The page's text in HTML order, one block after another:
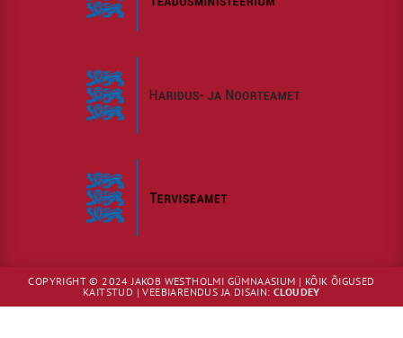
COPYRIGHT © 2024 JAKOB WESTHOLMI GÜMNAASIUM | KÕIK ÕIGUSED
KAITSTUD | VEEBIARENDUS JA DISAIN:CLOUDEY